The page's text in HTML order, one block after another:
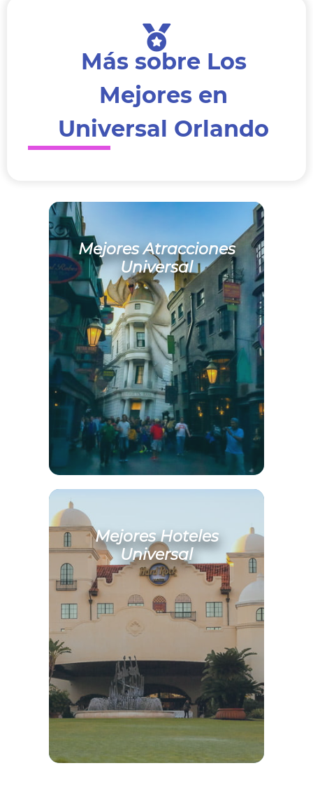
Más sobre Los
Mejores en
Universal Orlando
Mejores Atracciones
Universal
Mejores Hoteles
Universal